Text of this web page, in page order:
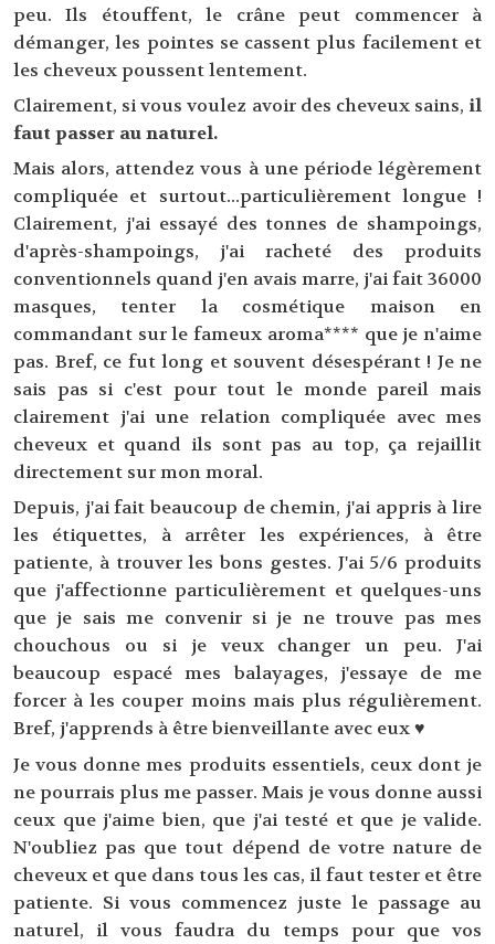
peu. Ils étouffent, le crâne peut commencer à
démanger, les pointes se cassent plus facilement et
les cheveux poussent lentement.
Clairement, si vous voulez avoir des cheveux sains, il
faut passer au naturel.
Mais alors, attendez vous à une période légèrement
compliquée et surtout...particulièrement longue !
Clairement, j'ai essayé des tonnes de shampoings,
d'après-shampoings, j'ai racheté des produits
conventionnels quand j'en avais marre, j'ai fait 36000
masques, tenter la cosmétique maison en
commandant sur le fameux aroma**** que je n'aime
pas. Bref, ce fut long et souvent désespérant ! Je ne
sais pas si c'est pour tout le monde pareil mais
clairement j'ai une relation compliquée avec mes
cheveux et quand ils sont pas au top, ça rejaillit
directement sur mon moral.
Depuis, j'ai fait beaucoup de chemin, j'ai appris à lire
les étiquettes, à arrêter les expériences, à être
patiente, à trouver les bons gestes. J'ai 5/6 produits
que j'affectionne particulièrement et quelques-uns
que je sais me convenir si je ne trouve pas mes
chouchous ou si je veux changer un peu. J'ai
beaucoup espacé mes balayages, j'essaye de me
forcer à les couper moins mais plus régulièrement.
Bref, j'apprends à être bienveillante avec eux ♥
Je vous donne mes produits essentiels, ceux dont je
ne pourrais plus me passer. Mais je vous donne aussi
ceux que j'aime bien, que j'ai testé et que je valide.
N'oubliez pas que tout dépend de votre nature de
cheveux et que dans tous les cas, il faut tester et être
patiente. Si vous commencez juste le passage au
naturel, il vous faudra du temps pour que vos